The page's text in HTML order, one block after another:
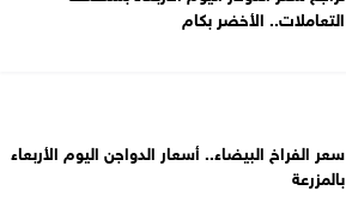
التعاملات.. الأخضر بكام
سعر الفراخ البيضاء.. أسعار الدواجن اليوم الأربعاء
بالمزرعة